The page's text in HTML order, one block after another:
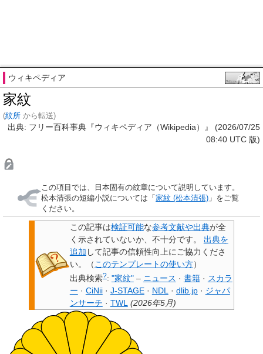
ウィキペディア
家紋
(紋所 から転送)
出典: フリー百科事典『ウィキペディア（Wikipedia）』 (2026/07/25
08:40 UTC 版)
この項目では、日本固有の紋章について説明しています。
松本清張の短編小説については「家紋 (松本清張) 」をご覧
ください。
この記事は検証可能な参考文献や出典が全
く示されていないか、不十分です。
出典を
追加 して記事の信頼性向上にご協力くださ
い。
（ このテンプレートの使い方）
出典検索?: "家紋" – ニュース · 書籍 · スカラ
ー · CiNii · J-STAGE · NDL · dlib.jp · ジャパ
ンサーチ · TWL (2026年5月)